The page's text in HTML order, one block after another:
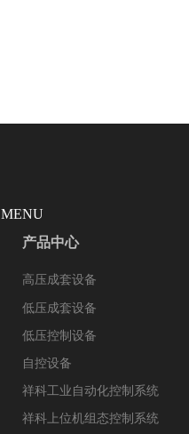
MENU
产品中心
高压成套设备
低压成套设备
低压控制设备
自控设备
祥科工业自动化控制系统
祥科上位机组态控制系统